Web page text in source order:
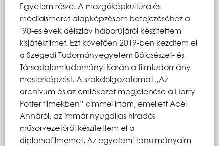
Egyetem része. A mozgóképkultúra és
médiaismeret alapképzésem befejezéséhez a
’90-es évek délszláv háborújáról készítettem
kisjátékfilmet. Ezt követően 2019-ben kezdtem el
a Szegedi Tudományegyetem Bölcsészet- és
Társadalomtudományi Karán a filmtudomány
mesterképzést. A szakdolgozatomat „Az
archívum és az emlékezet megjelenése a Harry
Potter filmekben” címmel írtam, emellett Acél
Annáról, az immár nyugdíjas híradós
műsorvezetőről készítettem el a
diplomafilmemet. Az egyetemi tanulmányaim